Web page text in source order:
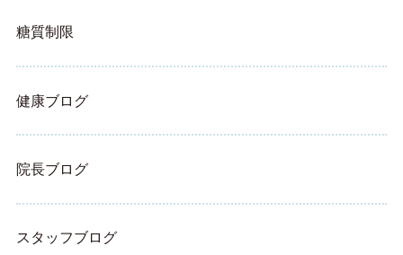
糖質制限
健康ブログ
院長ブログ
スタッフブログ